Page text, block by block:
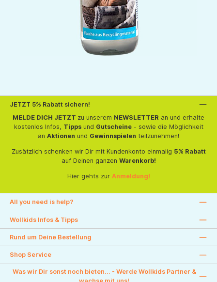
JETZT 5% Rabatt sichern!
MELDE DICH JETZT zu unserem NEWSLETTER an und erhalte
kostenlos Infos, Tippsund Gutscheine- sowie die Möglichkeit
an Aktionen und Gewinnspielen teilzunehmen!
Zusätzlich schenken wir Dir mit Kundenkonto einmalig 5% Rabatt
auf Deinen ganzen Warenkorb!
Hier gehts zur Anmeldung!
All you need is help?
Wollkids Infos & Tipps
Rund um Deine Bestellung
Shop Service
Was wir Dir sonst noch bieten... - Werde Wollkids Partner &